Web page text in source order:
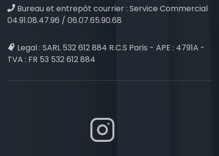
Bureau et entrepôt courrier : Service Commercial
04.91.08.47.96 / 06.07.65.90.68
Legal : SARL 532 612 884 R.C.S Paris - APE : 4791A -
TVA : FR 53 532 612 884